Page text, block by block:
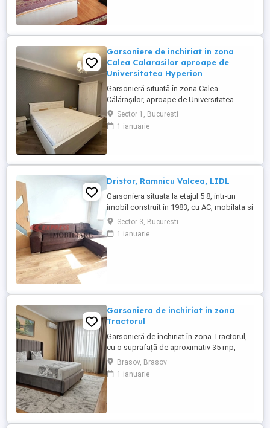
Garsoniere de inchiriat in zona
Calea Calarasilor aproape de
Universitatea Hyperion
Garsonieră situată în zona Calea
Călărașilor, aproape de Universitatea
Hyperion. Acces rapid către Piața Muncii și
numeroase mijloace de transport. În
apropiere găsești magazine, restaurante
Sector 1, Bucuresti
1 ianuarie
Dristor, Ramnicu Valcea, LIDL
Garsoniera situata la etajul 5 8, intr-un
imobil construit in 1983, cu AC, mobilata si
utilata, bloc mixt. Zona excelenta, 5 minute
pana la metrou. COD A0174
Sector 3, Bucuresti
1 ianuarie
Garsoniera de inchiriat in zona
Tractorul
Garsonieră de închiriat în zona Tractorul,
cu o suprafață de aproximativ 35 mp,
situată la etajul 3 din 9, într-un bloc cu lift.
Imobilul este bine întreținut, iar garsoniera
se închiriază complet mobilată și utilată,
Brasov, Brasov
1 ianuarie